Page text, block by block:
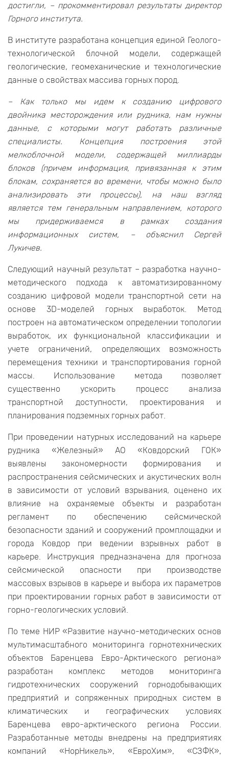
достигли, – прокомментировал результаты директор
Горного института.
В институте разработана концепция единой Геолого-
технологической блочной модели, содержащей
геологические, геомеханические и технологические
данные о свойствах массива горных пород.
– Как только мы идем к созданию цифрового
двойника месторождения или рудника, нам нужны
данные, с которыми могут работать различные
специалисты. Концепция построения этой
мелкоблочной модели, содержащей миллиарды
блоков (причем информация, привязанная к этим
блокам, сохраняется во времени, чтобы можно было
анализировать эти процессы), на наш взгляд
является тем генеральным направлением, которого
мы придерживаемся в рамках создания
информационных систем, – объяснил Сергей
Лукичев.
Следующий научный результат – разработка научно-
методического подхода к автоматизированному
созданию цифровой модели транспортной сети на
основе 3D-моделей горных выработок. Метод
построен на автоматическом определении топологии
выработок, их функциональной классификации и
учете ограничений, определяющих возможность
перемещения техники и транспортирования горной
массы. Использование метода позволяет
существенно ускорить процесс анализа
транспортной доступности, проектирования и
планирования подземных горных работ.
При проведении натурных исследований на карьере
рудника «Железный» АО «Ковдорский ГОК»
выявлены закономерности формирования и
распространения сейсмических и акустических волн
в зависимости от условий взрывания, оценено их
влияние на охраняемые объекты и разработан
регламент по обеспечению сейсмической
безопасности зданий и сооружений промплощадки и
города Ковдор при ведении взрывных работ в
карьере. Инструкция предназначена для прогноза
сейсмической опасности при производстве
массовых взрывов в карьере и выбора их параметров
при проектировании горных работ в зависимости от
горно-геологических условий.
По теме НИР «Развитие научно-методических основ
мультимасштабного мониторинга горнотехнических
объектов Баренцева Евро-Арктического региона»
разработан комплекс методов мониторинга
гидротехнических сооружений горнодобывающих
предприятий и сопряженных природных систем в
климатических и географических условиях
Баренцева евро-арктического региона России.
Разработанные методы внедрены на предприятиях
компаний «НорНикель», «ЕвроХим», «СЗФК»,